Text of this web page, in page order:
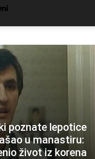
poznate lepotice
u manastiru:
život iz korena